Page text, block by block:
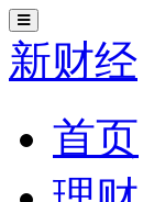
切
换
导
航
新财经
首页